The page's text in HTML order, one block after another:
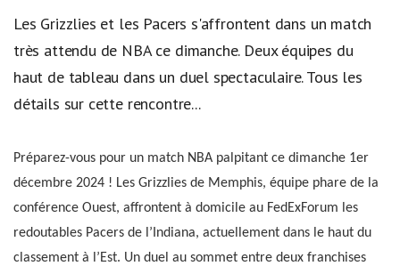
Les Grizzlies et les Pacers s'affrontent dans un match
très attendu de NBA ce dimanche. Deux équipes du
haut de tableau dans un duel spectaculaire. Tous les
détails sur cette rencontre...
Préparez-vous pour un match NBA palpitant ce dimanche 1er
décembre 2024 ! Les Grizzlies de Memphis, équipe phare de la
conférence Ouest, affrontent à domicile au FedExForum les
redoutables Pacers de l’Indiana, actuellement dans le haut du
classement à l’Est. Un duel au sommet entre deux franchises